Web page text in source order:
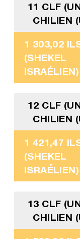
11 CLF
CHILIEN
1 303,02
(SHEKEL
ISRAÉLIEN)
12 CLF
CHILIEN
1 421,47
(SHEKEL
ISRAÉLIEN)
13 CLF
CHILIEN